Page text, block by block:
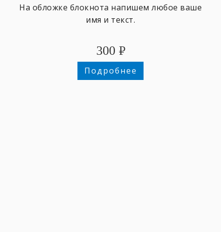
На обложке блокнота напишем любое ваше
имя и текст.
300 ₽
Подробнее